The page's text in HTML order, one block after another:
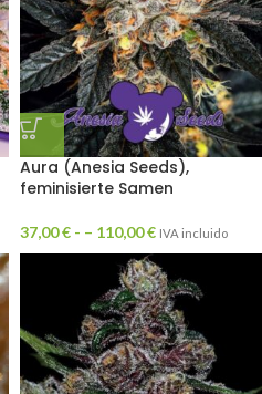
Aura (Anesia Seeds),
feminisierte Samen
37,00€ - – 110,00€ IVA incluido